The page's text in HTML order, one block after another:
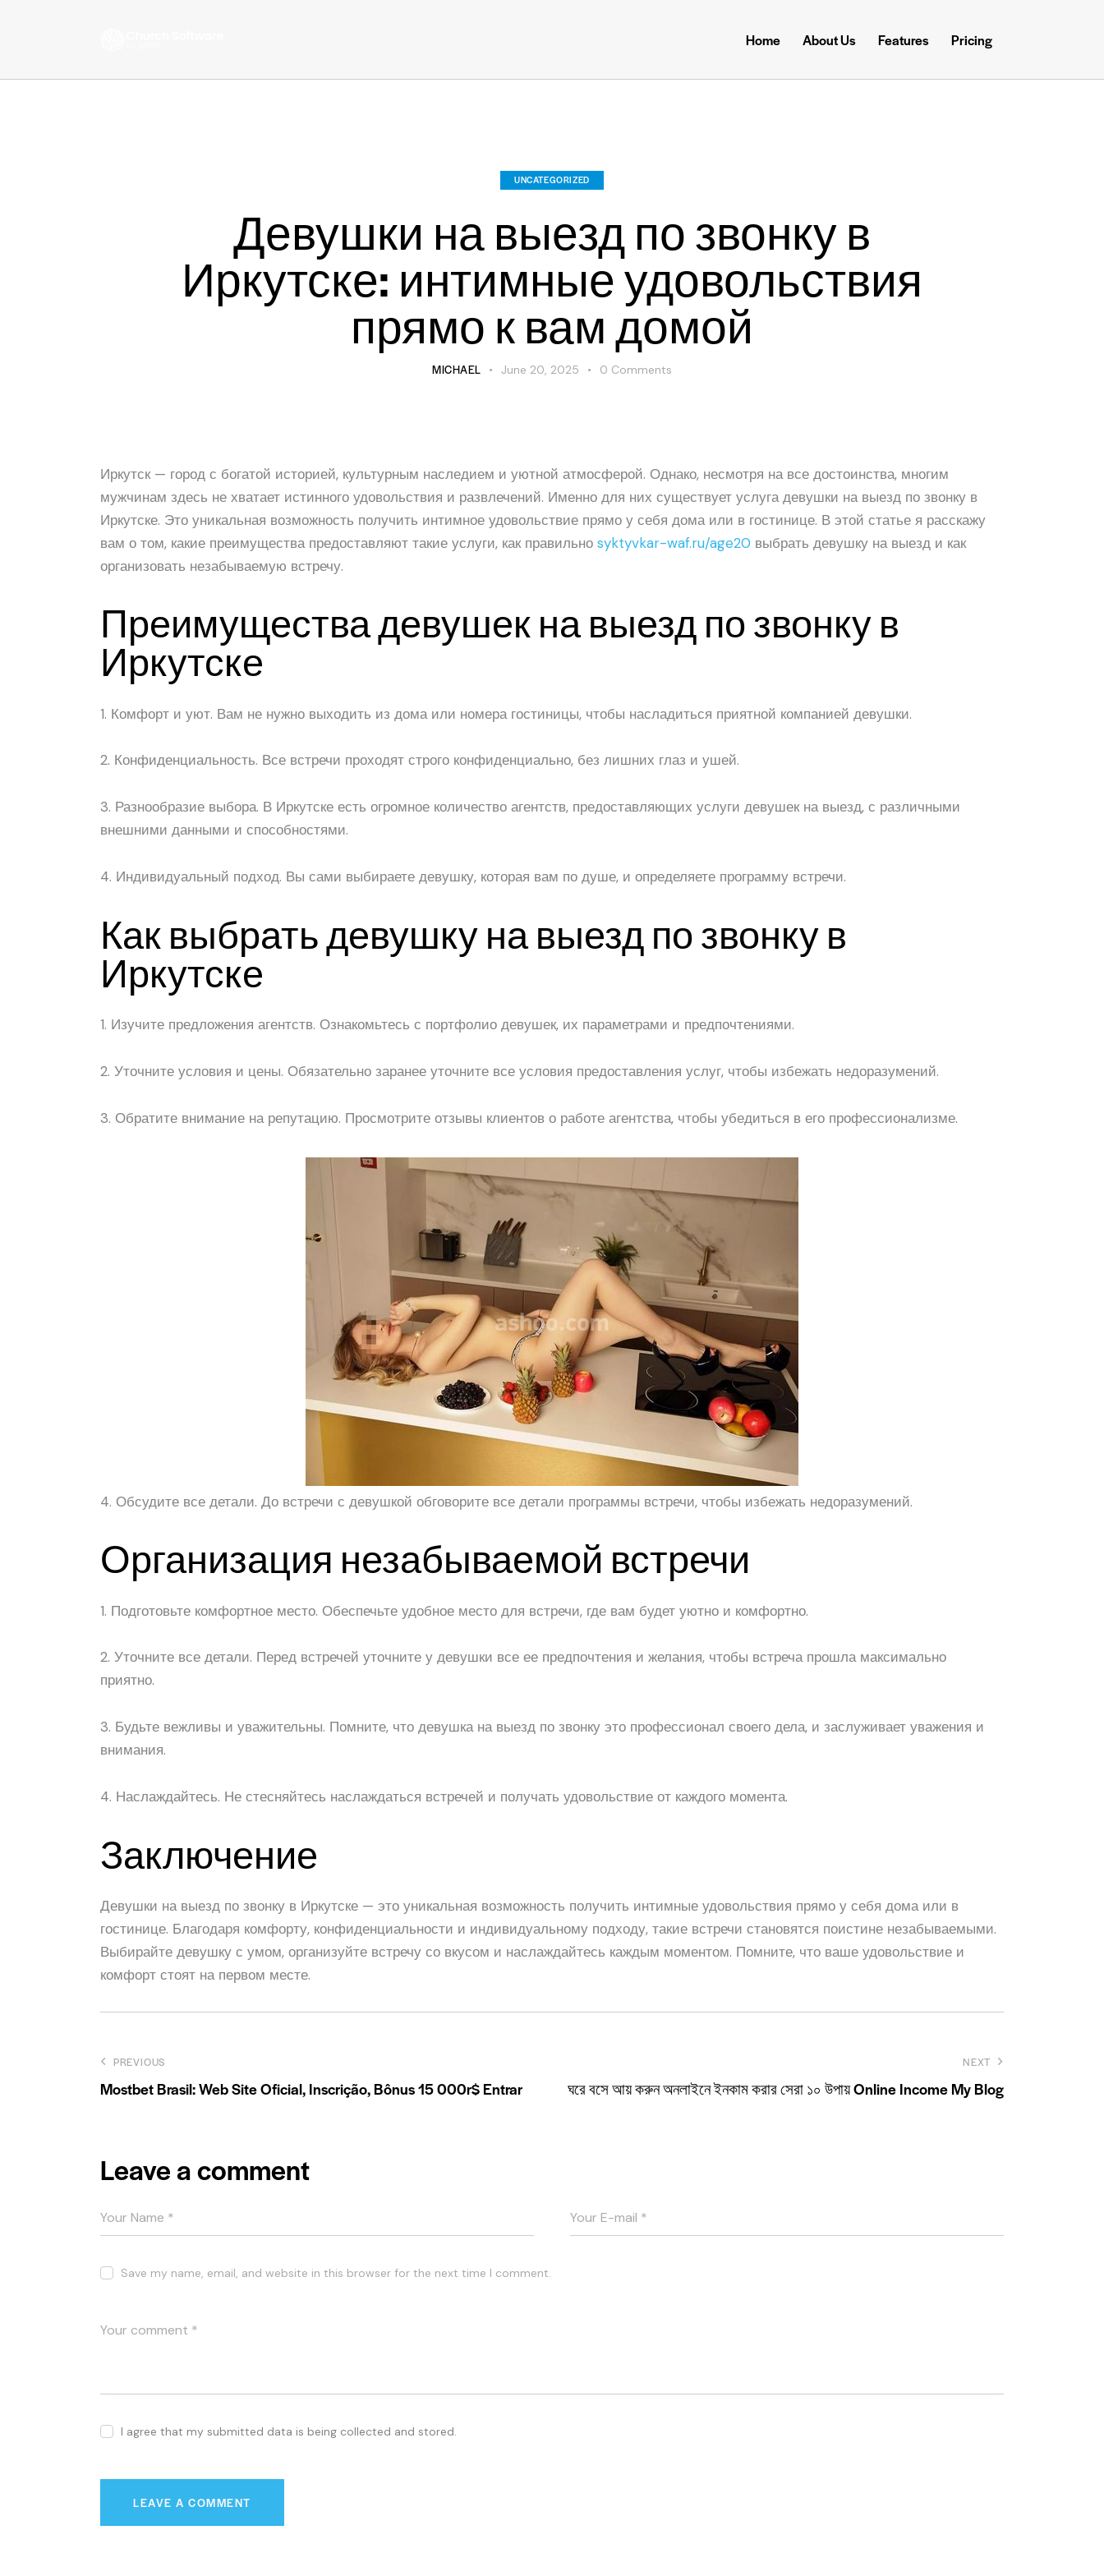
Home About Us Features Pricing
UNCATEGORIZED
Девушки на выезд по звонку в
Иркутске: интимные удовольствия
прямо к вам домой
MICHAEL June 20, 2025 0 Comments
Иркутск — город с богатой историей, культурным наследием и уютной атмосферой. Однако, несмотря на все достоинства, многим
мужчинам здесь не хватает истинного удовольствия и развлечений. Именно для них существует услуга девушки на выезд по звонку в
Иркутске. Это уникальная возможность получить интимное удовольствие прямо у себя дома или в гостинице. В этой статье я расскажу
вам о том, какие преимущества предоставляют такие услуги, как правильно syktyvkar-waf.ru/age20 выбрать девушку на выезд и как
организовать незабываемую встречу.
Преимущества девушек на выезд по звонку в
Иркутске
1. Комфорт и уют. Вам не нужно выходить из дома или номера гостиницы, чтобы насладиться приятной компанией девушки.
2. Конфиденциальность. Все встречи проходят строго конфиденциально, без лишних глаз и ушей.
3. Разнообразие выбора. В Иркутске есть огромное количество агентств, предоставляющих услуги девушек на выезд, с различными
внешними данными и способностями.
4. Индивидуальный подход. Вы сами выбираете девушку, которая вам по душе, и определяете программу встречи.
Как выбрать девушку на выезд по звонку в
Иркутске
1. Изучите предложения агентств. Ознакомьтесь с портфолио девушек, их параметрами и предпочтениями.
2. Уточните условия и цены. Обязательно заранее уточните все условия предоставления услуг, чтобы избежать недоразумений.
3. Обратите внимание на репутацию. Просмотрите отзывы клиентов о работе агентства, чтобы убедиться в его профессионализме.
4. Обсудите все детали. До встречи с девушкой обговорите все детали программы встречи, чтобы избежать недоразумений.
Организация незабываемой встречи
1. Подготовьте комфортное место. Обеспечьте удобное место для встречи, где вам будет уютно и комфортно.
2. Уточните все детали. Перед встречей уточните у девушки все ее предпочтения и желания, чтобы встреча прошла максимально
приятно.
3. Будьте вежливы и уважительны. Помните, что девушка на выезд по звонку это профессионал своего дела, и заслуживает уважения и
внимания.
4. Наслаждайтесь. Не стесняйтесь наслаждаться встречей и получать удовольствие от каждого момента.
Заключение
Девушки на выезд по звонку в Иркутске — это уникальная возможность получить интимные удовольствия прямо у себя дома или в
гостинице. Благодаря комфорту, конфиденциальности и индивидуальному подходу, такие встречи становятся поистине незабываемыми.
Выбирайте девушку с умом, организуйте встречу со вкусом и наслаждайтесь каждым моментом. Помните, что ваше удовольствие и
комфорт стоят на первом месте.
Post
navigation
PREVIOUS
Mostbet Brasil: Web Site Oficial, Inscrição, Bônus 15 000r$ Entrar
NEXT
ঘরে বসে আয় করুন অনলাইনে ইনকাম করার সেরা ১০ উপায় Online Income My Blog
Leave a comment
Save my name, email, and website in this browser for the next time I comment.
I agree that my submitted data is being collected and stored.